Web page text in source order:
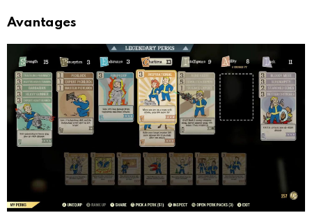
Avantages